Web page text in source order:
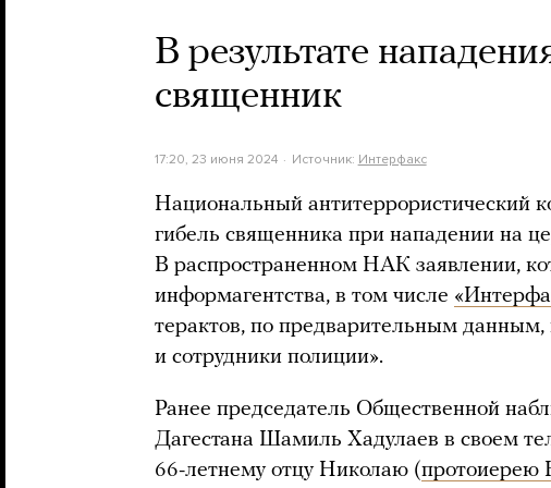
В результате
священник
17:20, 23 июня 2024 Источник: Интерфакс
Национальный антитеррористический
гибель священника при нападении на
В распространенном НАК заявлении,
информагентства, в том числе
терактов, по предварительным
и сотрудники полиции».
Ранее председатель Общественной
Дагестана Шамиль Хадулаев в своем
66-летнему отцу Николаю (протоиерею